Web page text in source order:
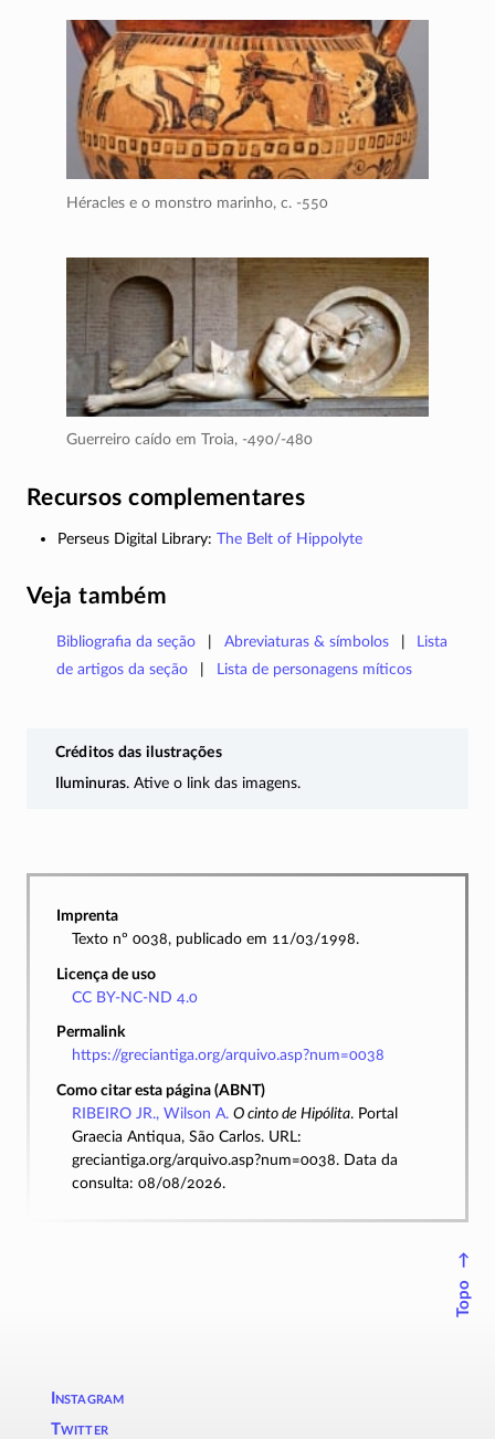
Héracles e o monstro marinho, c. -550
Guerreiro caído em Troia, -490/-480
Recursos complementares
Perseus Digital Library: The Belt of Hippolyte
Veja também
Bibliografia da seção Abreviaturas & símbolos
Lista
de artigos da seção
Lista de personagens míticos
Créditos das ilustrações
Iluminuras. Ative o link das imagens.
Imprenta
Texto nº 0038, publicado em 11/03/1998.
Licença de uso
CC BY-NC-ND 4.0
Permalink
https://greciantiga.org/arquivo.asp?num=0038
Como citar esta página (ABNT)
RIBEIRO JR., Wilson A. O cinto de Hipólita. Portal
Graecia Antiqua, São Carlos. URL:
greciantiga.org/arquivo.asp?num=0038. Data da
consulta: 08/08/2026.
↑
Topo
Instagram
Twitter